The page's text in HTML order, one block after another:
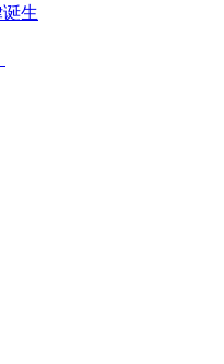
生